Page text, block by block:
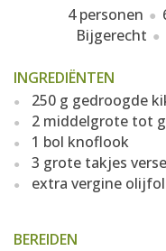
4 personen
Bijgerecht
INGREDIËNTEN
250 g gedroogde
2 middelgrote tot
1 bol knoflook
3 grote takjes
extra vergine
BEREIDEN